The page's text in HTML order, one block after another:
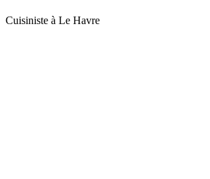
Cuisiniste à Le Havre